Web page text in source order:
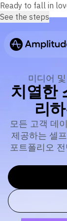
플랫폼
AI
Amplitude AI
AI Feedback
에이전트 분석
솔루션
금융 서비스
리소스
학습
미디어
치열한
리
모든 고객 데
제공하는 셀
포트폴리오
Ready to fall in
See the steps